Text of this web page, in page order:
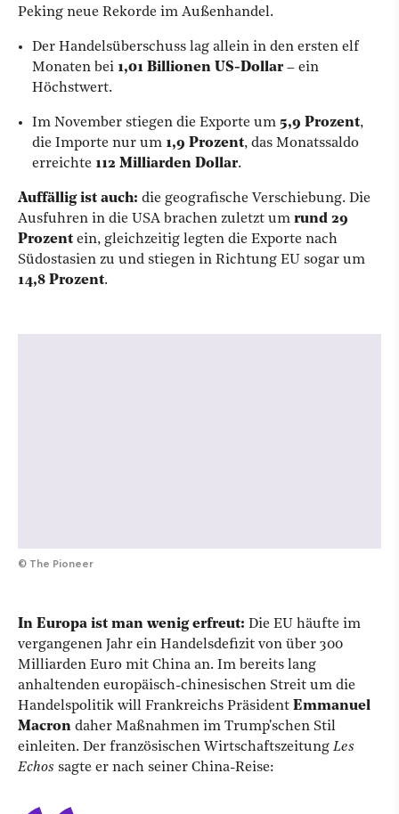
Peking neue Rekorde im Außenhandel.
Der Handelsüberschuss lag allein in den ersten elf
Monaten bei 1,01 Billionen US-Dollar– ein
Höchstwert.
Im November stiegen die Exporte um 5,9 Prozent,
die Importe nur um 1,9 Prozent, das Monatssaldo
erreichte 112 Milliarden Dollar.
Auffällig ist auch: die geografische Verschiebung. Die
Ausfuhren in die USA brachen zuletzt um rund 29
Prozent ein, gleichzeitig legten die Exporte nach
Südostasien zu und stiegen in Richtung EU sogar um
14,8 Prozent.
© The Pioneer
In Europa ist man wenig erfreut: Die EU häufte im
vergangenen Jahr ein Handelsdefizit von über 300
Milliarden Euro mit China an. Im bereits lang
anhaltenden europäisch-chinesischen Streit um die
Handelspolitik will Frankreichs Präsident Emmanuel
Macron daher Maßnahmen im Trump'schen Stil
einleiten. Der französischen Wirtschaftszeitung Les
Echos sagte er nach seiner China-Reise: